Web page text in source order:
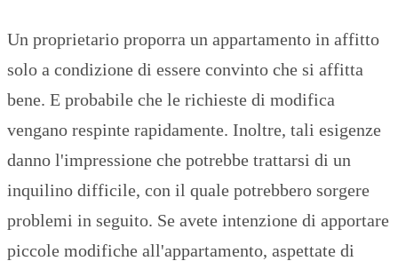
Un proprietario proporra un appartamento in affitto
solo a condizione di essere convinto che si affitta
bene. E probabile che le richieste di modifica
vengano respinte rapidamente. Inoltre, tali esigenze
danno l'impressione che potrebbe trattarsi di un
inquilino difficile, con il quale potrebbero sorgere
problemi in seguito. Se avete intenzione di apportare
piccole modifiche all'appartamento, aspettate di